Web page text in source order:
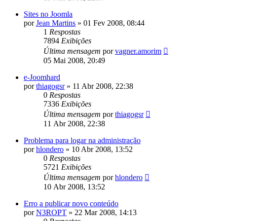
Sites no Joomla
porJean Martins » 01 Fev 2008, 08:44
1 Respostas
7894 Exibições
Última mensagem porvagner.amorim
05 Mai 2008, 20:49
e-Joomhard
porthiagogsr» 11 Abr 2008, 22:38
0 Respostas
7336 Exibições
Última mensagem porthiagogsr
11 Abr 2008, 22:38
Problema para logar na administração
porhlondero » 10 Abr 2008, 13:52
0 Respostas
5721 Exibições
Última mensagem porhlondero
10 Abr 2008, 13:52
Erro a publicar novo conteúdo
porN3ROPT » 22 Mar 2008, 14:13